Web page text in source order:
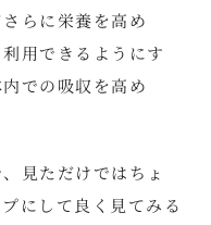
らに栄養を高め
用できるようにす
での吸収を高め
見ただけではちょ
にして良く見てみる